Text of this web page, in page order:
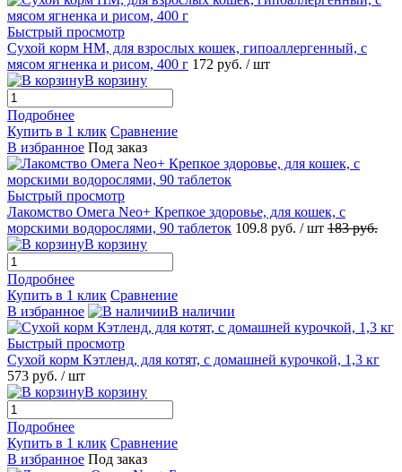
Быстрый просмотр
Сухой корм НМ, для взрослых кошек, гипоаллергенный, с
мясом ягненка и рисом, 400 г 172 руб. / шт
В корзину
Подробнее
Купить в 1 клик Сравнение
В избранное Под заказ
Быстрый просмотр
Лакомство Омега Neo+ Крепкое здоровье, для кошек, с
морскими водорослями, 90 таблеток 109.8 руб. / шт 183руб.
В корзину
Подробнее
Купить в 1 клик Сравнение
В избранное
В наличии
Быстрый просмотр
Сухой корм Кэтленд, для котят, с домашней курочкой, 1,3 кг
573 руб. / шт
В корзину
Подробнее
Купить в 1 клик Сравнение
В избранное Под заказ